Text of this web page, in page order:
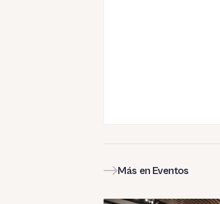
Más en Eventos